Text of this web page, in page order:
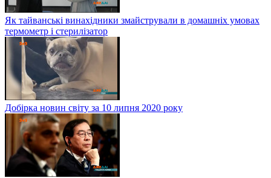
Як тайванські винахідники змайстрували в домашніх умовах
термометр і стерилізатор
Добірка новин світу за 10 липня 2020 року